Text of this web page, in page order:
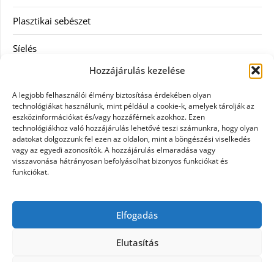
Hozzájárulás kezelése
A legjobb felhasználói élmény biztosítása érdekében olyan
technológiákat használunk, mint például a cookie-k, amelyek tárolják az
eszközinformációkat és/vagy hozzáférnek azokhoz. Ezen
technológiákhoz való hozzájárulás lehetővé teszi számunkra, hogy olyan
adatokat dolgozzunk fel ezen az oldalon, mint a böngészési viselkedés
vagy az egyedi azonosítók. A hozzájárulás elmaradása vagy
visszavonása hátrányosan befolyásolhat bizonyos funkciókat és
funkciókat.
Elfogadás
Elutasítás
Plasztikai sebészet
Síelés
Táskák
Vásárlás
Webáruház
Casco biztosítás használt járműre